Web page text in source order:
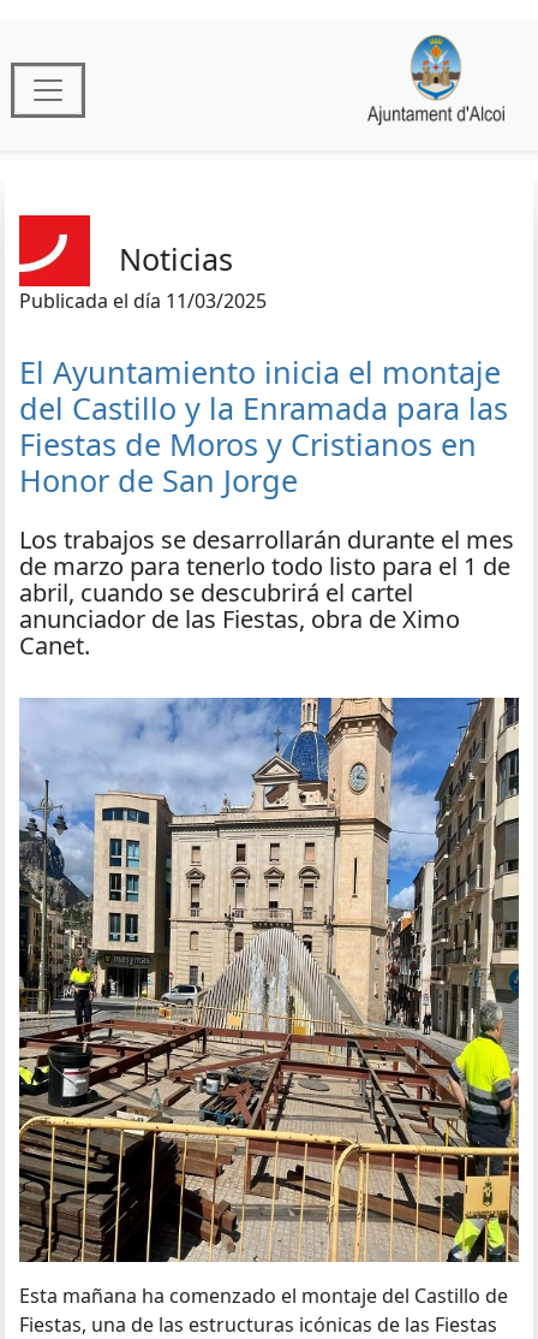
Noticias
Publicada el día 11/03/2025
El Ayuntamiento inicia el montaje
del Castillo y la Enramada para las
Fiestas de Moros y Cristianos en
Honor de San Jorge
Los trabajos se desarrollarán durante el mes
de marzo para tenerlo todo listo para el 1 de
abril, cuando se descubrirá el cartel
anunciador de las Fiestas, obra de Ximo
Canet.
Esta mañana ha comenzado el montaje del Castillo de
Fiestas, una de las estructuras icónicas de las Fiestas